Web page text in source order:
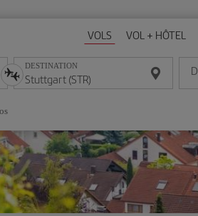
VOLS VOL + HÔTEL
DESTINATION